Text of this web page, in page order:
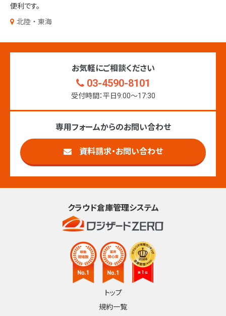
便利です。
北陸・東海
お気軽にご相談ください
03-4590-8101
受付時間：平日9:00〜17:30
専用フォームからのお問い合わせ
資料請求・お問い合わせ
クラウド倉庫管理システム
トップ
規約一覧